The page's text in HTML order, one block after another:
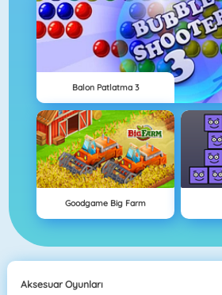
Balon Patlatma 3
Goodgame Big Farm
Aksesuar Oyunları